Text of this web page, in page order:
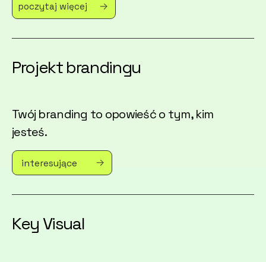
poczytaj więcej
Projekt brandingu
Twój branding to opowieść o tym, kim
jesteś.
interesujące
Key Visual